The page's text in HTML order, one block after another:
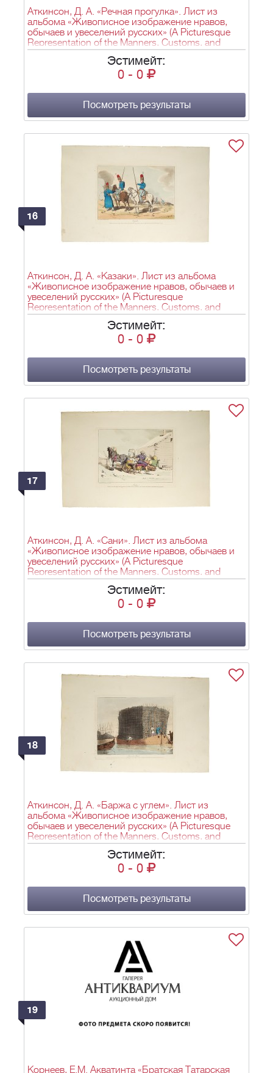
Аткинсон, Д. А. «Речная прогулка». Лист из
альбома «Живописное изображение нравов,
обычаев и увеселений русских» (A Picturesque
Representation of the Manners, Customs, and
Amusements of the Russians). Лондон. 1803–
Эстимейт:
0 - 0
Посмотреть результаты
16
Аткинсон, Д. А. «Казаки». Лист из альбома
«Живописное изображение нравов, обычаев и
увеселений русских» (A Picturesque
Representation of the Manners, Customs, and
Amusements of the Russians). Лондон. 1803–
Эстимейт:
0 - 0
Посмотреть результаты
17
Аткинсон, Д. А. «Сани». Лист из альбома
«Живописное изображение нравов, обычаев и
увеселений русских» (A Picturesque
Representation of the Manners, Customs, and
Amusements of the Russians). Лондон. 1803–
Эстимейт:
0 - 0
Посмотреть результаты
18
Аткинсон, Д. А. «Баржа с углем». Лист из
альбома «Живописное изображение нравов,
обычаев и увеселений русских» (A Picturesque
Representation of the Manners, Customs, and
Amusements of the Russians). Лондон. 1803–
Эстимейт:
0 - 0
Посмотреть результаты
19
Корнеев, Е.М. Акватинта «Братская Татарская